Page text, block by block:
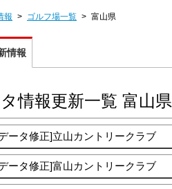
報 > ゴルフ場一覧 > 富山県
情報
情報更新一覧 富山県
ータ修正]立山カントリークラブ
ータ修正]富山カントリークラブ